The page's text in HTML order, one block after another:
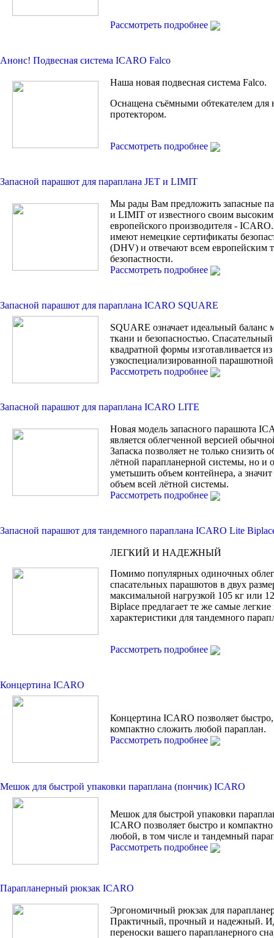
Рассмотреть подробнее
Анонс! Подвесная сиcтема ICARO Falco
Наша новая подвесная система Falco.
Оснащена съёмными обтекателем для
протектором.
Рассмотреть подробнее
Запасной парашют для параплана JET и LIMIT
Мы рады Вам предложить запасные
и LIMIT от известного своим высоким
европейского производителя -
имеют немецкие сертификаты
(DHV) и отвечают всем европейским
безопастности.
Рассмотреть подробнее
Запасной парашют для параплана ICARO SQUARE
SQUARE означает идеальный баланс
ткани и безопасностью.
квадратной формы изготавливается из
узкоспециализированной
Рассмотреть подробнее
Запасной парашют для параплана ICARO LITE
Новая модель запасного парашюта
является облегченной версией
Запаска позволяет не только снизить
лётной парапланерной системы, но и
уметьшить объем контейнера, а
объем всей лётной системы.
Рассмотреть подробнее
Запасной парашют для тандемного параплана ICARO Lite
ЛЕГКИЙ И НАДЕЖНЫЙ
Помимо популярных одиночных
спасательных парашютов в двух
максимальной нагрузкой 105 кг или
Biplace предлагает те же самые
характеристики для тандемного
Рассмотреть подробнее
Концертина ICARO
Концертина ICARO позволяет
компактно сложить любой параплан.
Рассмотреть подробнее
Мешок для быстрой упаковки параплана (пончик) ICARO
Мешок для быстрой упаковки
ICARO позволяет быстро и
любой, в том числе и тандемный
Рассмотреть подробнее
Парапланерный рюкзак ICARO
Эргономичный рюкзак для
Практичный, прочный и надежный.
переноски вашего парапланерного